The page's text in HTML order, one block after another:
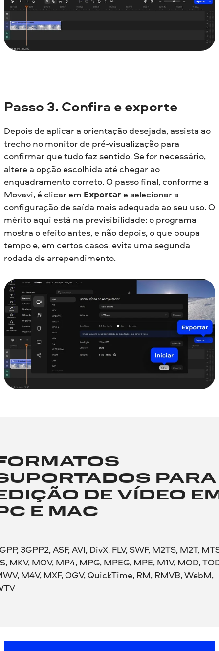
Passo 3. Confira e exporte
Depois de aplicar a orientação desejada, assista ao
trecho no monitor de pré-visualização para
confirmar que tudo faz sentido. Se for necessário,
altere a opção escolhida até chegar ao
enquadramento correto. O passo final, conforme a
Movavi, é clicar em Exportar e selecionar a
configuração de saída mais adequada ao seu uso. O
mérito aqui está na previsibilidade: o programa
mostra o efeito antes, e não depois, o que poupa
tempo e, em certos casos, evita uma segunda
rodada de arrependimento.
PARA
DE VÍDEO
E MAC
3GPP2, ASF, AVI, DivX, FLV, SWF, M2TS, M2T,
MKV, MOV, MP4, MPG, MPEG, MPE, M1V, MOD,
M4V, MXF, OGV, QuickTime, RM, RMVB, WebM,